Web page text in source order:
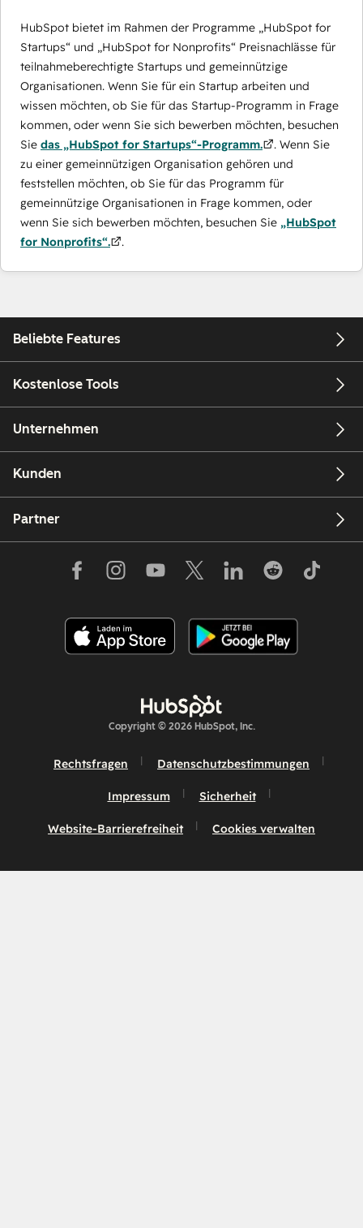
HubSpot bietet im Rahmen der Programme „HubSpot for
Startups“ und „HubSpot for Nonprofits“ Preisnachlässe für
teilnahmeberechtigte Startups und gemeinnützige
Organisationen. Wenn Sie für ein Startup arbeiten und
wissen möchten, ob Sie für das Startup-Programm in Frage
kommen, oder wenn Sie sich bewerben möchten, besuchen
Sie das „HubSpot for Startups“-Programm.
. Wenn Sie
zu einer gemeinnützigen Organisation gehören und
feststellen möchten, ob Sie für das Programm für
gemeinnützige Organisationen in Frage kommen, oder
wenn Sie sich bewerben möchten, besuchen Sie „HubSpot
for Nonprofits“.
.
Beliebte Features
Kostenlose Tools
Unternehmen
Kunden
Partner
Copyright © 2026 HubSpot, Inc.
Rechtsfragen Datenschutzbestimmungen
Impressum Sicherheit
Website-Barrierefreiheit Cookies verwalten